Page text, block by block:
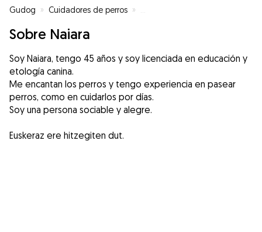
Gudog » Cuidadores de perros »
Sobre Naiara
Soy Naiara, tengo 45 años y soy licenciada en educación y
etología canina.
Me encantan los perros y tengo experiencia en pasear
perros, como en cuidarlos por días.
Soy una persona sociable y alegre.
Euskeraz ere hitzegiten dut.